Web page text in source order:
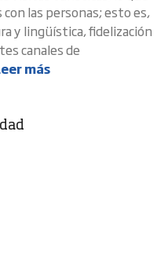
las personas; esto es,
y lingüística, fidelización
canales de
más